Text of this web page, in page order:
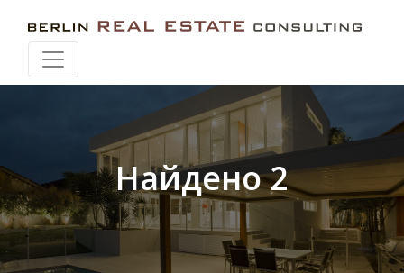
Найдено 2
Искать при перемещении карты